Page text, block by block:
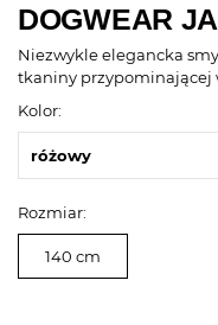
DOGWEAR
Niezwykle elegancka
tkaniny przypominającej
Kolor:
różowy
Rozmiar:
140 cm